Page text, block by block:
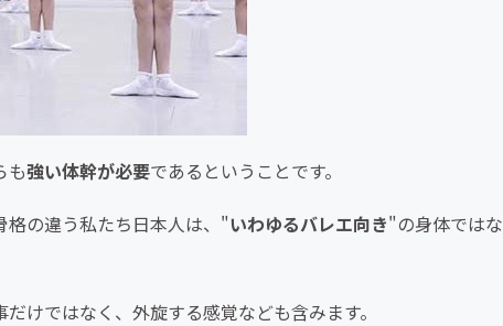
も強い体幹が必要であるということです。
格の違う私たち日本人は、"いわゆるバレエ向き"の身体ではな
けではなく、外旋する感覚なども含みます。